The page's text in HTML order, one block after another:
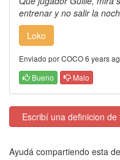
entrenar y no salir la
Loko
Enviado por COCO 6 years
Bueno
Malo
Escribí una definicion de
Ayudá compartiendo esta